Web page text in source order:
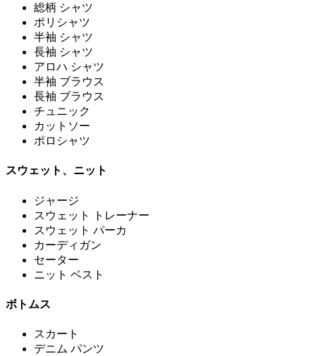
総柄 シャツ
ポリシャツ
半袖 シャツ
長袖 シャツ
アロハ シャツ
半袖 ブラウス
長袖 ブラウス
チュニック
カットソー
ポロシャツ
スウェット、ニット
ジャージ
スウェット トレーナー
スウェット パーカ
カーディガン
セーター
ニット ベスト
ボトムス
スカート
デニム パンツ